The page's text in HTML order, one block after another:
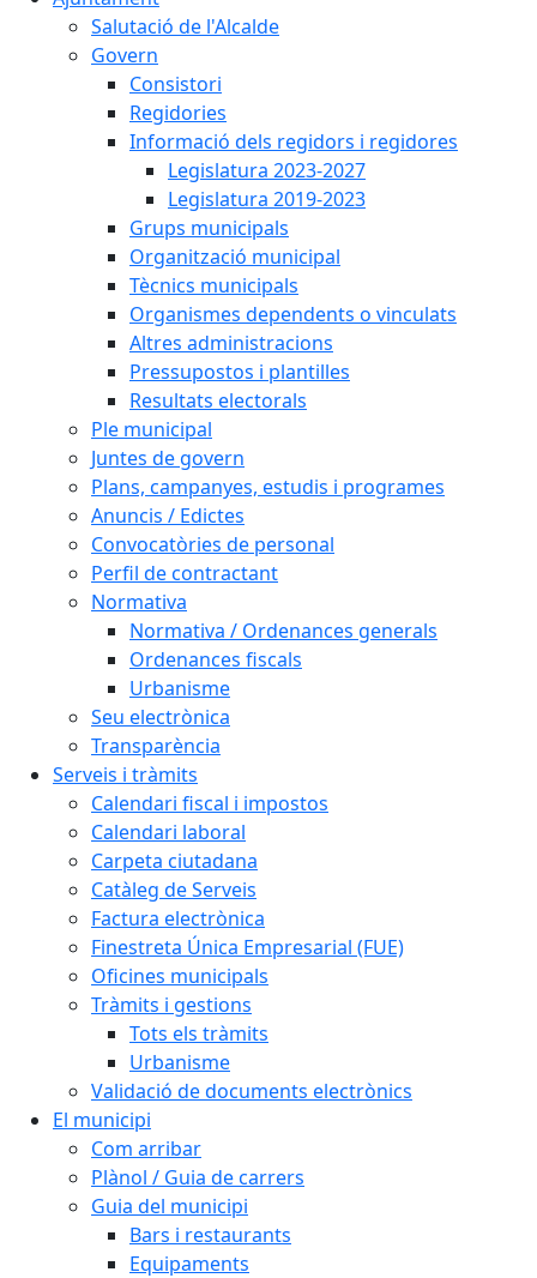
Salutació de l'Alcalde
Govern
Consistori
Regidories
Informació dels regidors i regidores
Legislatura 2023-2027
Legislatura 2019-2023
Grups municipals
Organització municipal
Tècnics municipals
Organismes dependents o vinculats
Altres administracions
Pressupostos i plantilles
Resultats electorals
Ple municipal
Juntes de govern
Plans, campanyes, estudis i programes
Anuncis / Edictes
Convocatòries de personal
Perfil de contractant
Normativa
Normativa / Ordenances generals
Ordenances fiscals
Urbanisme
Seu electrònica
Transparència
Serveis i tràmits
Calendari fiscal i impostos
Calendari laboral
Carpeta ciutadana
Catàleg de Serveis
Factura electrònica
Finestreta Única Empresarial (FUE)
Oficines municipals
Tràmits i gestions
Tots els tràmits
Urbanisme
Validació de documents electrònics
El municipi
Com arribar
Plànol / Guia de carrers
Guia del municipi
Bars i restaurants
Equipaments